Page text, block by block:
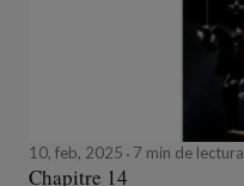
10, feb, 2025 7 min de lectura
Chapitre 14